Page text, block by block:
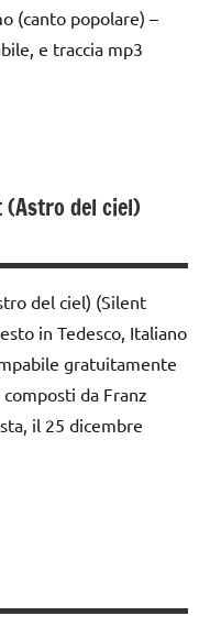
(canto popolare) –
e traccia mp3
(Astro del ciel)
del ciel) (Silent
in Tedesco, Italiano
gratuitamente
da Franz
il 25 dicembre